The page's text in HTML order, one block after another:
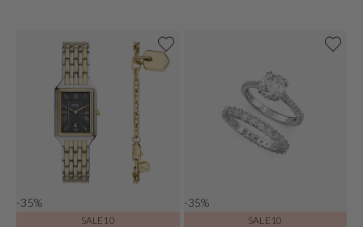
-35%
SALE10
-35%
SALE10